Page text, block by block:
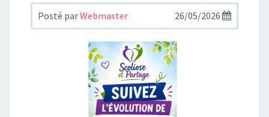
Posté parWebmaster 26/05/2026